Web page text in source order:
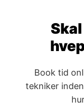
Book tid
tekniker